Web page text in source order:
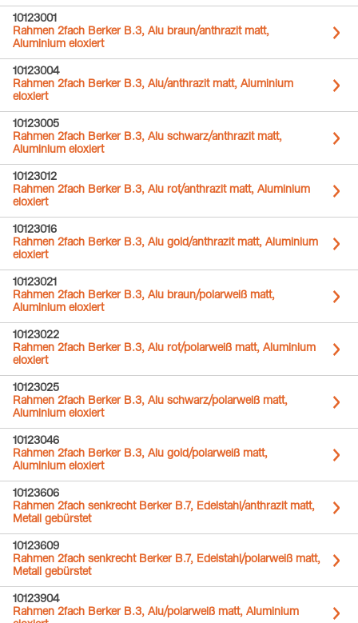
10123001
Rahmen 2fach Berker B.3, Alu braun/anthrazit matt,
Aluminium eloxiert
10123004
Rahmen 2fach Berker B.3, Alu/anthrazit matt, Aluminium
eloxiert
10123005
Rahmen 2fach Berker B.3, Alu schwarz/anthrazit matt,
Aluminium eloxiert
10123012
Rahmen 2fach Berker B.3, Alu rot/anthrazit matt, Aluminium
eloxiert
10123016
Rahmen 2fach Berker B.3, Alu gold/anthrazit matt, Aluminium
eloxiert
10123021
Rahmen 2fach Berker B.3, Alu braun/polarweiß matt,
Aluminium eloxiert
10123022
Rahmen 2fach Berker B.3, Alu rot/polarweiß matt, Aluminium
eloxiert
10123025
Rahmen 2fach Berker B.3, Alu schwarz/polarweiß matt,
Aluminium eloxiert
10123046
Rahmen 2fach Berker B.3, Alu gold/polarweiß matt,
Aluminium eloxiert
10123606
Rahmen 2fach senkrecht Berker B.7, Edelstahl/anthrazit matt,
Metall gebürstet
10123609
Rahmen 2fach senkrecht Berker B.7, Edelstahl/polarweiß matt,
Metall gebürstet
10123904
Rahmen 2fach Berker B.3, Alu/polarweiß matt, Aluminium